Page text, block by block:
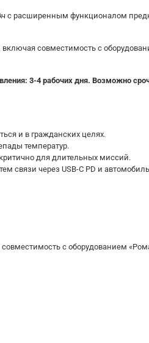
расширенным функционалом
совместимость с
3-4 рабочих дня. Возможно
и в гражданских целях.
температур.
для длительных миссий.
связи через USB-C PD и
с оборудованием